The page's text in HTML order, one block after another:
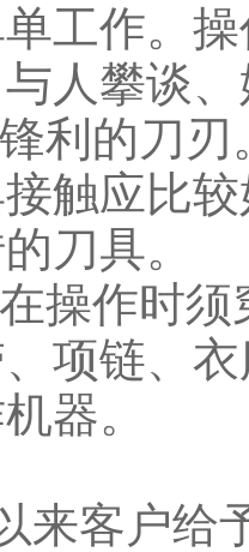
工作。
人攀谈
利的刀
触应比
刀具。
操作时
项链、
器。
来客户给